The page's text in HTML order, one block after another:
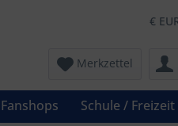
Merkzettel
Fanshops Schule / Freizeit